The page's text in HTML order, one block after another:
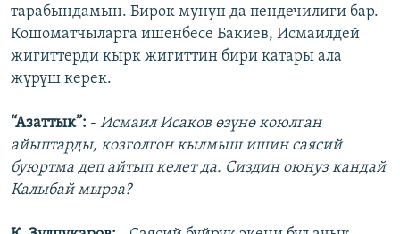
тарабындамын. Бирок мунун да пендечилиги бар.
Кошоматчыларга ишенбесе Бакиев, Исмаилдей
жигиттерди кырк жигиттин бири катары ала
жүрүш керек.
“Азаттык”: - Исмаил Исаков өзүнө коюлган
айыптарды, козголгон кылмыш ишин саясий
буюртма деп айтып келет да. Сиздин оюңуз кандай
Калыбай мырза?